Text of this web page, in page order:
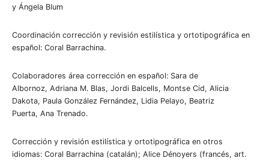
y Ángela Blum
Coordinación corrección y revisión estilística y ortotipográfica en
español: Coral Barrachina.
Colaboradores área corrección en español: Sara de
Albornoz, Adriana M. Blas, Jordi Balcells, Montse Cid, Alicia
Dakota, Paula González Fernández, Lidia Pelayo, Beatriz
Puerta, Ana Trenado.
Corrección y revisión estilística y ortotipográfica en otros
idiomas: Coral Barrachina (catalán); Alice Dénoyers (francés, art.